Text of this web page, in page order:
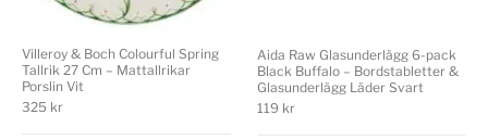
Villeroy & Boch Colourful Spring
Tallrik 27 Cm – Mattallrikar
Porslin Vit
325 kr
Aida Raw Glasunderlägg 6-pack
Black Buffalo – Bordstabletter &
Glasunderlägg Läder Svart
119 kr